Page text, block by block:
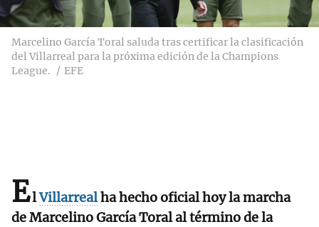
Marcelino García Toral saluda tras certificar la clasificación
del Villarreal para la próxima edición de la Champions
League.
EFE
ElVillarrealha hecho oficial hoy la marcha
de Marcelino García Toral al término de la